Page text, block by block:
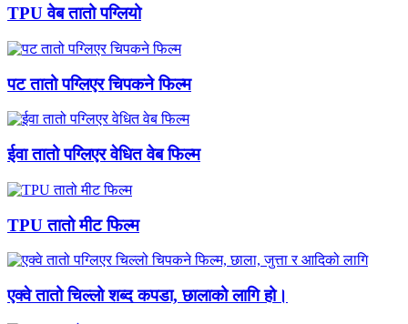
TPU वेब तातो पग्लियो
पट तातो पग्लिएर चिपकने फिल्म
ईवा तातो पग्लिएर वेधित वेब फिल्म
TPU तातो मीट फिल्म
एक्वे तातो चिल्लो शब्द कपडा, छालाको लागि हो।